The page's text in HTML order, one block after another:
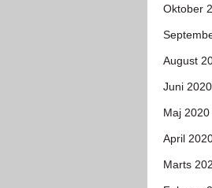
Oktober
August
Juni
Maj 2020
April
Marts